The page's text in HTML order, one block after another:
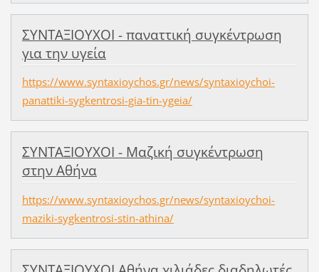
ΣΥΝΤΑΞΙΟΥΧΟΙ - παναττική συγκέντρωση
για την υγεία
https://www.syntaxioychos.gr/news/syntaxioychoi-
panattiki-sygkentrosi-gia-tin-ygeia/
ΣΥΝΤΑΞΙΟΥΧΟΙ - Μαζική συγκέντρωση
στην Αθήνα
https://www.syntaxioychos.gr/news/syntaxioychoi-
maziki-sygkentrosi-stin-athina/